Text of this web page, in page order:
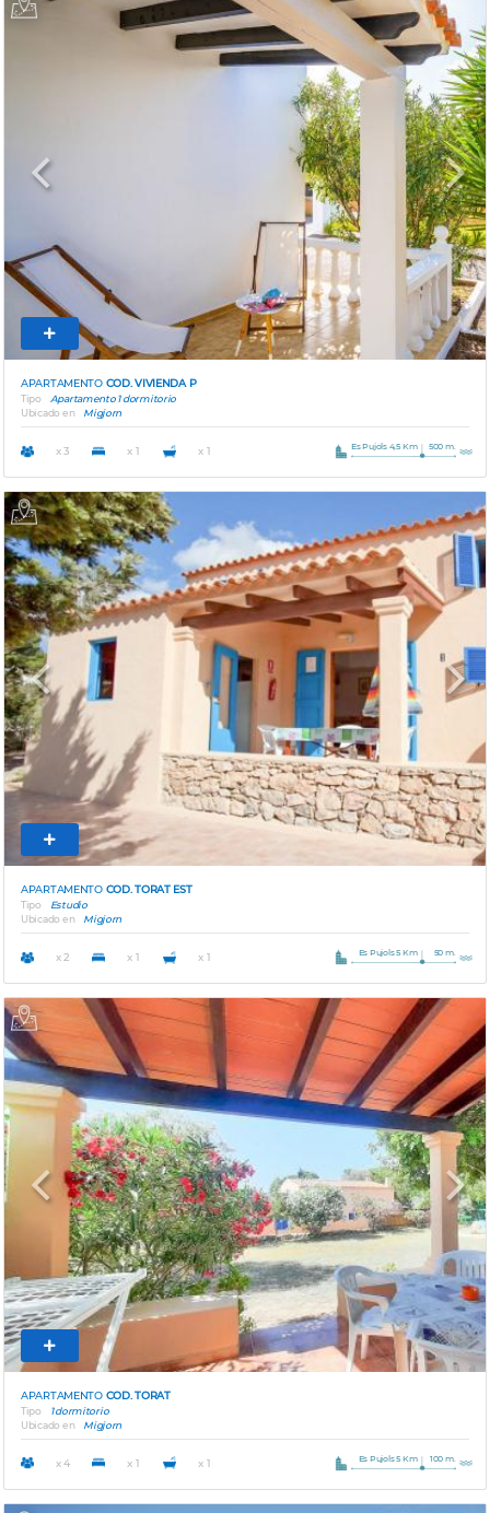
Previous Next
APARTAMENTO COD. VIVIENDA P
Tipo
Apartamento 1 dormitorio
Ubicado en
Migjorn
x 3 x 1 x 1 Es Pujols 4,5 Km 500 m.
Previous Next
APARTAMENTO COD. TORAT EST
Tipo
Estudio
Ubicado en
Migjorn
x 2 x 1 x 1 Es Pujols 5 Km 50 m.
Previous Next
APARTAMENTO COD. TORAT
Tipo
1 dormitorio
Ubicado en
Migjorn
x 4 x 1 x 1 Es Pujols 5 Km 100 m.